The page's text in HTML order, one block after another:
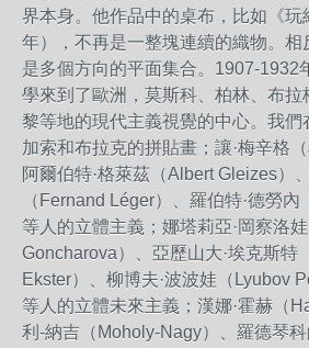
界本身。他作品中的桌布，比如《玩
年），不再是一整塊連續的織物。相
是多個方向的平面集合。1907-1932
學來到了歐洲，莫斯科、柏林、布拉
黎等地的現代主義視覺的中心。我們
加索和布拉克的拼貼畫；讓·梅辛格
阿爾伯特·格萊茲（Albert Gleizes）
（Fernand Léger）、羅伯特·德勞內
等人的立體主義；娜塔莉亞·岡察洛
Goncharova）、亞歷山大·埃克斯特
Ekster）、柳博夫·波波娃（Lyubov
等人的立體未來主義；漢娜·霍赫（
利-納吉（Moholy-Nagy）、羅德琴